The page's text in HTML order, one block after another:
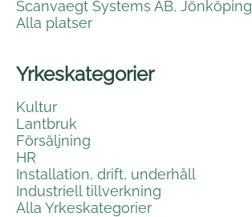
Scanvaegt Systems AB, Jönköping
Alla platser
Yrkeskategorier
Kultur
Lantbruk
Försäljning
HR
Installation, drift, underhåll
Industriell tillverkning
Alla Yrkeskategorier